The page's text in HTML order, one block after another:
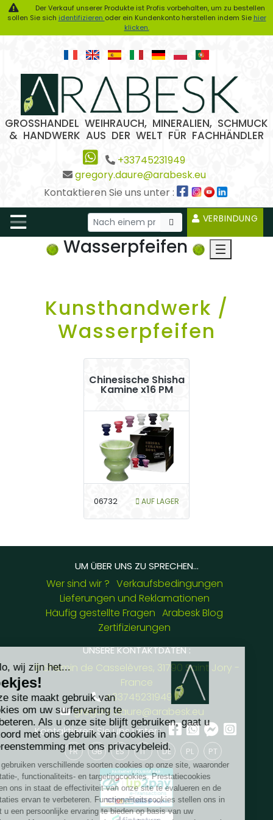
Der Verkauf unserer Produkte ist Profis vorbehalten, um zu bestellen
sollen Sie sich identifizieren oder ein Kundenkonto herstellen indem Sie hier
klicken.
GROSSHANDEL WEIHRAUCH, MINERALIEN, SCHMUCK
& HANDWERK AUS DER WELT FÜR FACHHÄNDLER
+33745231949
gregory.daure@arabesk.eu
Kontaktieren Sie uns unter :
VERBINDUNG
Wasserpfeifen
Kunsthandwerk /
Wasserpfeifen
Chinesische Shisha
Kamine x16 PM
06732 AUF LAGER
UM ÜBER UNS ZU SPRECHEN...
Wer sind wir ? Verkaufsbedingungen
Lieferungen und Reklamationen
Häufig gestellte Fragen Arabesk Blog
Zertifizierungen
UNSERE KONTAKTDATEN :
8 chemin de Casselèvres, 31790 Saint Jory -
France
+33745231949
gregory.daure@arabesk.eu
Kontaktieren Sie uns unter :
FR GB ES IT DE PL PT